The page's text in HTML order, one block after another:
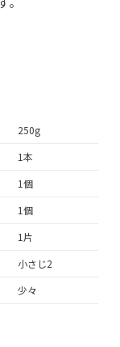
250g
1本
1個
1個
1片
小さじ2
少々